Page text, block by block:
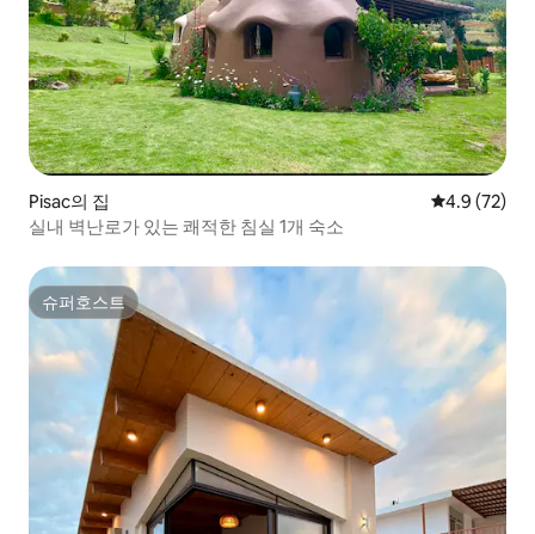
Pisac의 집 평점 4.9점(5
4.9 (72)
실내 벽난로가 있는 쾌적한 침실 1개 숙소
슈퍼호스트
슈퍼호스트